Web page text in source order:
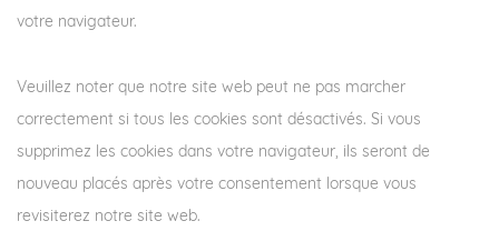
votre navigateur.
Veuillez noter que notre site web peut ne pas marcher
correctement si tous les cookies sont désactivés. Si vous
supprimez les cookies dans votre navigateur, ils seront de
nouveau placés après votre consentement lorsque vous
revisiterez notre site web.